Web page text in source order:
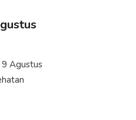
Agustus